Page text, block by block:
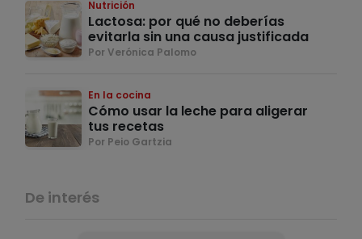
Nutrición
Lactosa: por qué no deberías
evitarla sin una causa justificada
Por Verónica Palomo
En la cocina
Cómo usar la leche para aligerar
tus recetas
Por Peio Gartzia
De interés